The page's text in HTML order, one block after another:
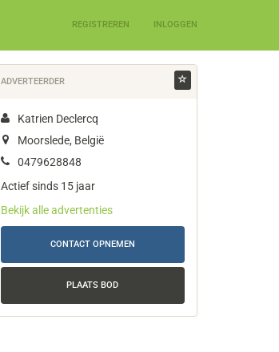
REGISTREREN INLOGGEN
ADVERTEERDER
Katrien Declercq
Moorslede, België
0479628848
Actief sinds 15 jaar
Bekijk alle advertenties
CONTACT OPNEMEN
PLAATS BOD